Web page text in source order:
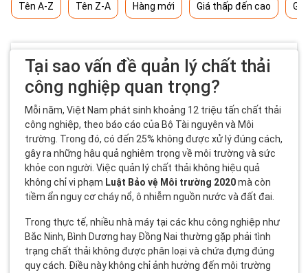
Tên A-Z Tên Z-A Hàng mới Giá thấp đến cao
Tại sao vấn đề quản lý chất thải
công nghiệp quan trọng?
Mỗi năm, Việt Nam phát sinh khoảng 12 triệu tấn chất thải
công nghiệp, theo báo cáo của Bộ Tài nguyên và Môi
trường. Trong đó, có đến 25% không được xử lý đúng cách,
gây ra những hậu quả nghiêm trọng về môi trường và sức
khỏe con người. Việc quản lý chất thải không hiệu quả
không chỉ vi phạm Luật Bảo vệ Môi trường 2020mà còn
tiềm ẩn nguy cơ cháy nổ, ô nhiễm nguồn nước và đất đai.
Trong thực tế, nhiều nhà máy tại các khu công nghiệp như
Bắc Ninh, Bình Dương hay Đồng Nai thường gặp phải tình
trạng chất thải không được phân loại và chứa đựng đúng
quy cách. Điều này không chỉ ảnh hưởng đến môi trường